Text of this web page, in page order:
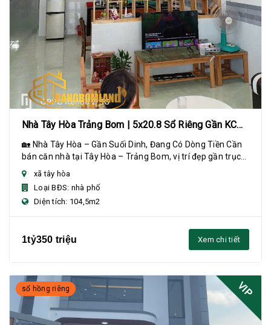
Nhà Tây Hòa Trảng Bom | 5x20.8 Sổ Riêng Gần KCN
Bàu Xéo
🏡 Nhà Tây Hòa – Gần Suối Dinh, Đang Có Dòng Tiền Cần
bán căn nhà tại Tây Hòa – Trảng Bom, vị trí đẹp gần trục
chính Suối Dinh, phù hợp ở lâu dài ...
xã tây hòa
Loại BĐS: nhà phố
Diện tích: 104,5m2
1tỷ350 triệu Xem chi tiết
sổ hồng riêng VIP